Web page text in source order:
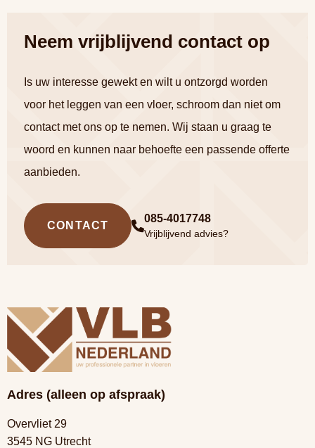
Neem vrijblijvend contact op
Is uw interesse gewekt en wilt u ontzorgd worden
voor het leggen van een vloer, schroom dan niet om
contact met ons op te nemen. Wij staan u graag te
woord en kunnen naar behoefte een passende offerte
aanbieden.
CONTACT
085-4017748
Vrijblijvend advies?
Adres (alleen op afspraak)
Overvliet 29
3545 NG Utrecht